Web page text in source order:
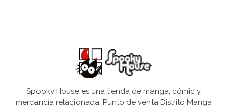
Spooky House es una tienda de manga, cómic y
mercancía relacionada. Punto de venta Distrito Manga